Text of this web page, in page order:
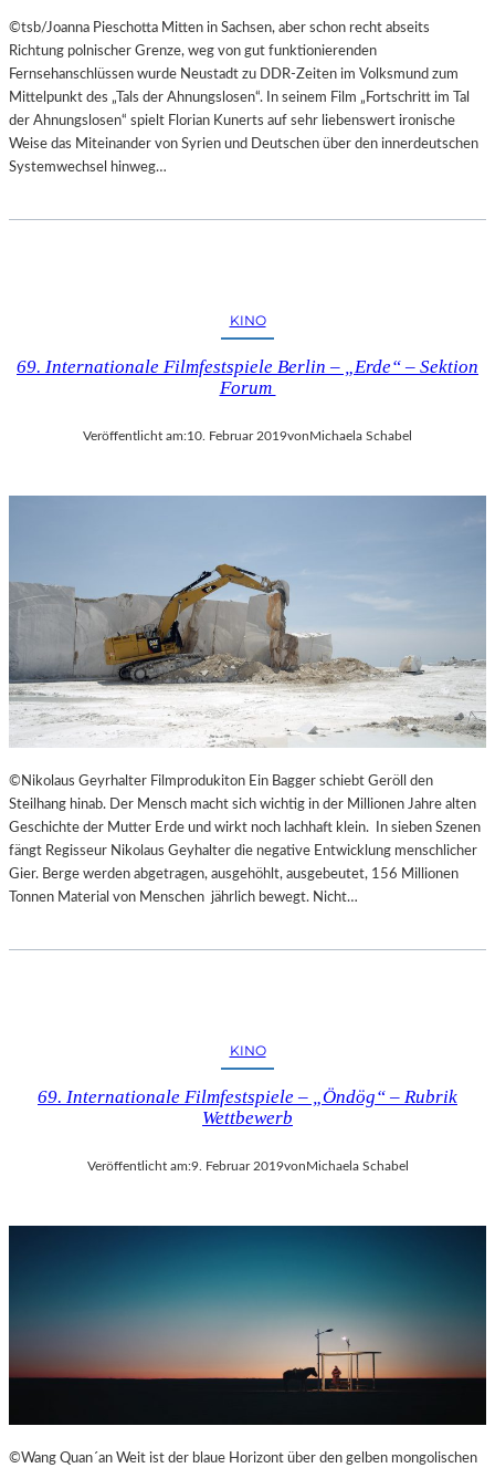
©tsb/Joanna Pieschotta Mitten in Sachsen, aber schon recht abseits
Richtung polnischer Grenze, weg von gut funktionierenden
Fernsehanschlüssen wurde Neustadt zu DDR-Zeiten im Volksmund zum
Mittelpunkt des „Tals der Ahnungslosen“. In seinem Film „Fortschritt im Tal
der Ahnungslosen“ spielt Florian Kunerts auf sehr liebenswert ironische
Weise das Miteinander von Syrien und Deutschen über den innerdeutschen
Systemwechsel hinweg…
KINO
69. Internationale Filmfestspiele Berlin – „Erde“ – Sektion
Forum
Veröffentlicht am:10. Februar 2019vonMichaela Schabel
©Nikolaus Geyrhalter Filmprodukiton Ein Bagger schiebt Geröll den
Steilhang hinab. Der Mensch macht sich wichtig in der Millionen Jahre alten
Geschichte der Mutter Erde und wirkt noch lachhaft klein. In sieben Szenen
fängt Regisseur Nikolaus Geyhalter die negative Entwicklung menschlicher
Gier. Berge werden abgetragen, ausgehöhlt, ausgebeutet, 156 Millionen
Tonnen Material von Menschen jährlich bewegt. Nicht…
KINO
69. Internationale Filmfestspiele – „Öndög“ – Rubrik
Wettbewerb
Veröffentlicht am:9. Februar 2019vonMichaela Schabel
©Wang Quan´an Weit ist der blaue Horizont über den gelben mongolischen